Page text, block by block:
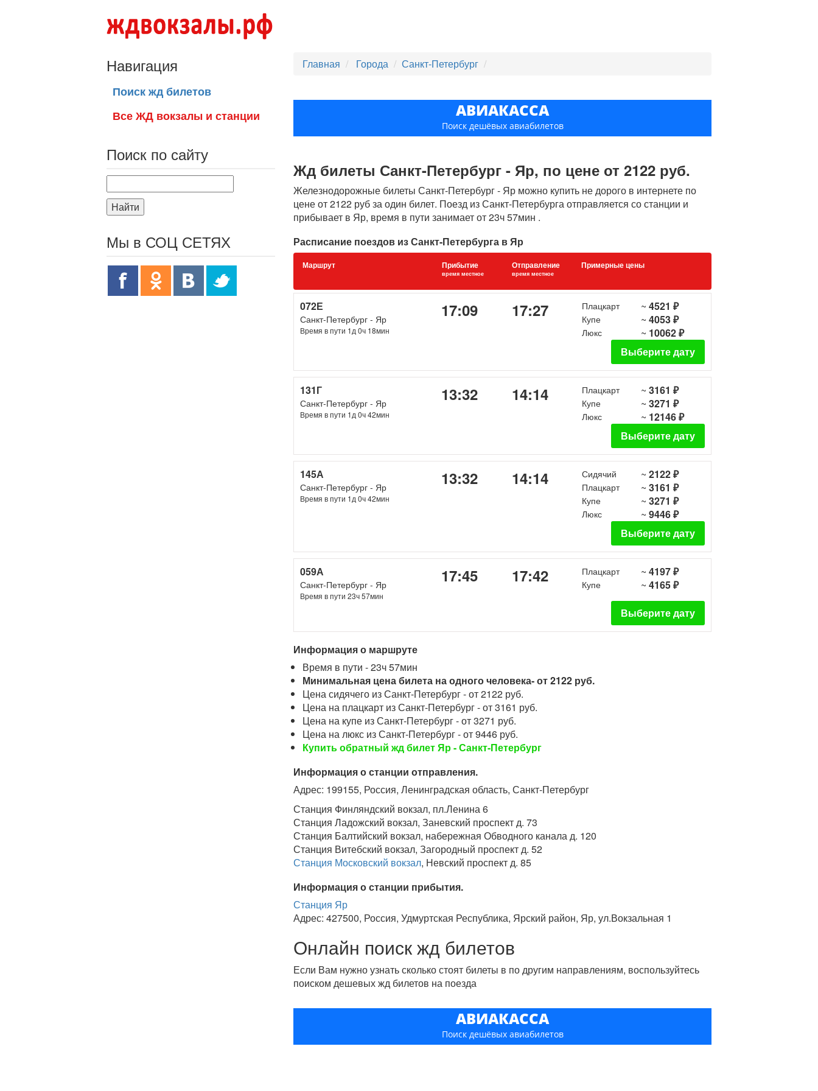
Главная Города Санкт-Петербург
АВИАКАССА
Поиск дешёвых авиабилетов
Жд билеты Санкт-Петербург - Яр, по цене от 2122 руб.
Железнодорожные билеты Санкт-Петербург - Яр можно купить не дорого в интернете по
цене от 2122 руб за один билет. Поезд из Санкт-Петербурга отправляется со станции и
прибывает в Яр, время в пути занимает от 23ч 57мин .
Расписание поездов из Санкт-Петербурга в Яр
Маршрут Прибытие
время местное
Отправление
время местное
Примерные цены
072Е
Санкт-Петербург - Яр
Время в пути 1д 0ч 18мин
17:09 17:27 Плацкарт ~ 4521 ₽
Купе ~ 4053 ₽
Люкс ~ 10062 ₽
Выберите дату
131Г
Санкт-Петербург - Яр
Время в пути 1д 0ч 42мин
13:32 14:14 Плацкарт ~ 3161 ₽
Купе ~ 3271 ₽
Люкс ~ 12146 ₽
Выберите дату
145А
Санкт-Петербург - Яр
Время в пути 1д 0ч 42мин
13:32 14:14 Сидячий ~ 2122 ₽
Плацкарт ~ 3161 ₽
Купе ~ 3271 ₽
Люкс ~ 9446 ₽
Выберите дату
059А
Санкт-Петербург - Яр
Время в пути 23ч 57мин
17:45 17:42 Плацкарт ~ 4197 ₽
Купе ~ 4165 ₽
Выберите дату
Информация о маршруте
Время в пути - 23ч 57мин
Минимальная цена билета на одного человека- от 2122 руб.
Цена сидячего из Санкт-Петербург - от 2122 руб.
Цена на плацкарт из Санкт-Петербург - от 3161 руб.
Цена на купе из Санкт-Петербург - от 3271 руб.
Цена на люкс из Санкт-Петербург - от 9446 руб.
Купить обратный жд билет Яр - Санкт-Петербург
Информация о станции отправления.
Адрес: 199155, Россия, Ленинградская область, Санкт-Петербург
Станция Финляндский вокзал, пл.Ленина 6
Станция Ладожский вокзал, Заневский проспект д. 73
Станция Балтийский вокзал, набережная Обводного канала д. 120
Станция Витебский вокзал, Загородный проспект д. 52
Станция Московский вокзал, Невский проспект д. 85
Информация о станции прибытия.
Станция Яр
Адрес: 427500, Россия, Удмуртская Республика, Ярский район, Яр, ул.Вокзальная 1
Онлайн поиск жд билетов
Если Вам нужно узнать сколько стоят билеты в по другим направлениям, воспользуйтесь
поиском дешевых жд билетов на поезда
АВИАКАССА
Поиск дешёвых авиабилетов
Навигация
Поиск жд билетов
Все ЖД вокзалы и станции
Поиск по сайту
Найти
Мы в СОЦ СЕТЯХ